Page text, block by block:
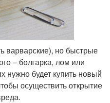
варварские), но быстрые
– болгарка, лом или
нужно будет купить новый
осуществить открытие